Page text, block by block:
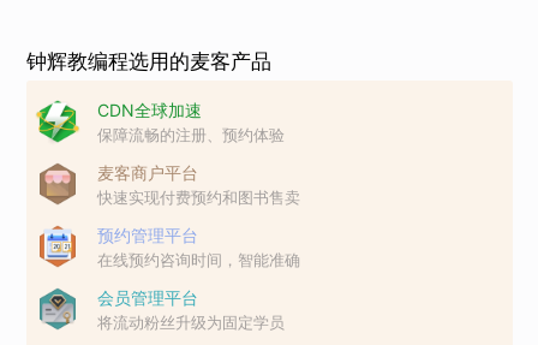
钟辉教编程选用的麦客产品
CDN全球加速
保障流畅的注册、预约体验
麦客商户平台
快速实现付费预约和图书售卖
预约管理平台
在线预约咨询时间，智能准确
会员管理平台
将流动粉丝升级为固定学员